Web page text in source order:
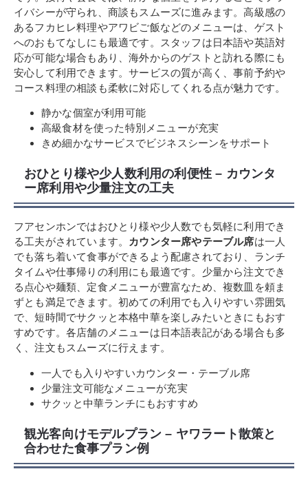
イバシーが守られ、商談もスムーズに進みます。高級感の
あるフカヒレ料理やアワビご飯などのメニューは、ゲスト
へのおもてなしにも最適です。スタッフは日本語や英語対
応が可能な場合もあり、海外からのゲストと訪れる際にも
安心して利用できます。サービスの質が高く、事前予約や
コース料理の相談も柔軟に対応してくれる点が魅力です。
静かな個室が利用可能
高級食材を使った特別メニューが充実
きめ細かなサービスでビジネスシーンをサポート
おひとり様や少人数利用の利便性 – カウンタ
ー席利用や少量注文の工夫
フアセンホンではおひとり様や少人数でも気軽に利用でき
る工夫がされています。
カウンター席やテーブル席は一人
でも落ち着いて食事ができるよう配慮されており、ランチ
タイムや仕事帰りの利用にも最適です。少量から注文でき
る点心や麺類、定食メニューが豊富なため、複数皿を頼ま
ずとも満足できます。初めての利用でも入りやすい雰囲気
で、短時間でサクッと本格中華を楽しみたいときにもおす
すめです。各店舗のメニューは日本語表記がある場合も多
く、注文もスムーズに行えます。
一人でも入りやすいカウンター・テーブル席
少量注文可能なメニューが充実
サクッと中華ランチにもおすすめ
観光客向けモデルプラン – ヤワラート散策と
合わせた食事プラン例